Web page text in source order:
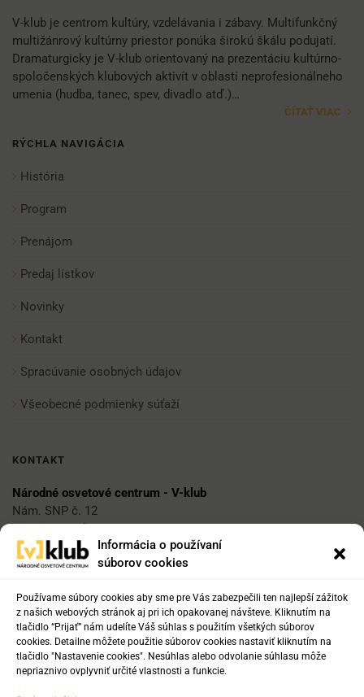
Informácia o používaní
súborov cookies
Používame súbory cookies aby sme pre Vás zabezpečili ten najlepší zážitok
z našich webových stránok aj pri ich opakovanej návšteve. Kliknutím na
tlačidlo “Prijať” nám udelíte Váš súhlas s použitím všetkých súborov
cookies. Detailne môžete použitie súborov cookies nastaviť kliknutím na
tlačidlo "Nastavenie cookies". Nesúhlas alebo odvolanie súhlasu môže
nepriaznivo ovplyvniť určité vlastnosti a funkcie.
V-klub je centrom kultúry, vzdelávania i zábavy. Multifunkčný
multižánrový kultúrny priestor ponúka širokú škálu podujatí.
Dramaturgicky je V-klub orientovaný na prezentáciu kultúrno-
spoločenských klubových aktivít v oblasti neprofesionálneho
umenia (hudba, tanec, spev, divadlo atď.)…
ČÍTAŤ VIAC
RÝCHLA NAVIGÁCIA
História
Program
Prenájom
Predaj lístkov
Novinky
Kontakt
Spracúvanie osobných údajov
Všeobecné podmienky súťaží
KONTAKT
Národné osvetové centrum - V-klub
Nám. SNP č. 12
812 34 Bratislava 1
vklub@nocka.sk
Tel:
+421 2 204 71 217